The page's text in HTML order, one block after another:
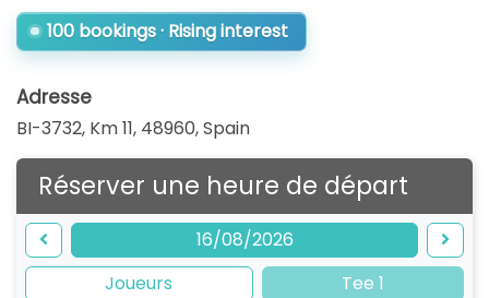
100 bookings · Rising interest
Adresse
BI-3732, Km 11, 48960,Spain
Réserver une heure de départ
16/08/2026
Joueurs
Tee 1